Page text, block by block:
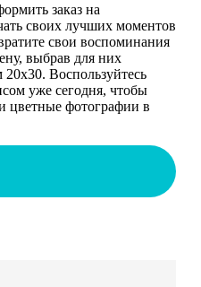
заказ на
своих лучших моментов
свои воспоминания
выбрав для них
Воспользуйтесь
уже сегодня, чтобы
цветные фотографии в